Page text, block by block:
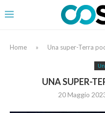
Home » Una super-Terra
UNA SUPER-
20 Maggio